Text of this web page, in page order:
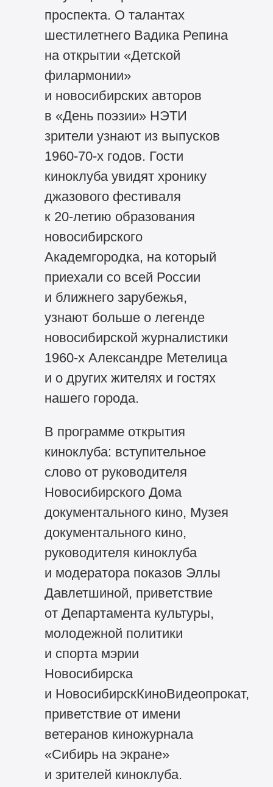
проспекта. О талантах
шестилетнего Вадика Репина
на открытии «Детской
филармонии»
и новосибирских авторов
в «День поэзии» НЭТИ
зрители узнают из выпусков
1960-70-х годов. Гости
киноклуба увидят хронику
джазового фестиваля
к 20-летию образования
новосибирского
Академгородка, на который
приехали со всей России
и ближнего зарубежья,
узнают больше о легенде
новосибирской журналистики
1960-хАлександре Метелица
и о других жителях и гостях
нашего города.
В программе открытия
киноклуба: вступительное
слово от руководителя
Новосибирского Дома
документального кино, Музея
документального кино,
руководителя киноклуба
и модератора показов Эллы
Давлетшиной, приветствие
от Департамента культуры,
молодежной политики
и спорта мэрии
Новосибирска
и НовосибирскКиноВидеопрокат,
приветствие от имени
ветеранов киножурнала
«Сибирь на экране»
и зрителей киноклуба.